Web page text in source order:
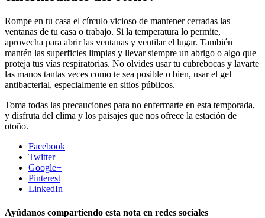
Rompe en tu casa el círculo vicioso de mantener cerradas las
ventanas de tu casa o trabajo. Si la temperatura lo permite,
aprovecha para abrir las ventanas y ventilar el lugar. También
mantén las superficies limpias y llevar siempre un abrigo o algo que
proteja tus vías respiratorias. No olvides usar tu cubrebocas y lavarte
las manos tantas veces como te sea posible o bien, usar el gel
antibacterial, especialmente en sitios públicos.
Toma todas las precauciones para no enfermarte en esta temporada,
y disfruta del clima y los paisajes que nos ofrece la estación de
otoño.
Facebook
Twitter
Google+
Pinterest
LinkedIn
Ayúdanos compartiendo esta nota en redes sociales